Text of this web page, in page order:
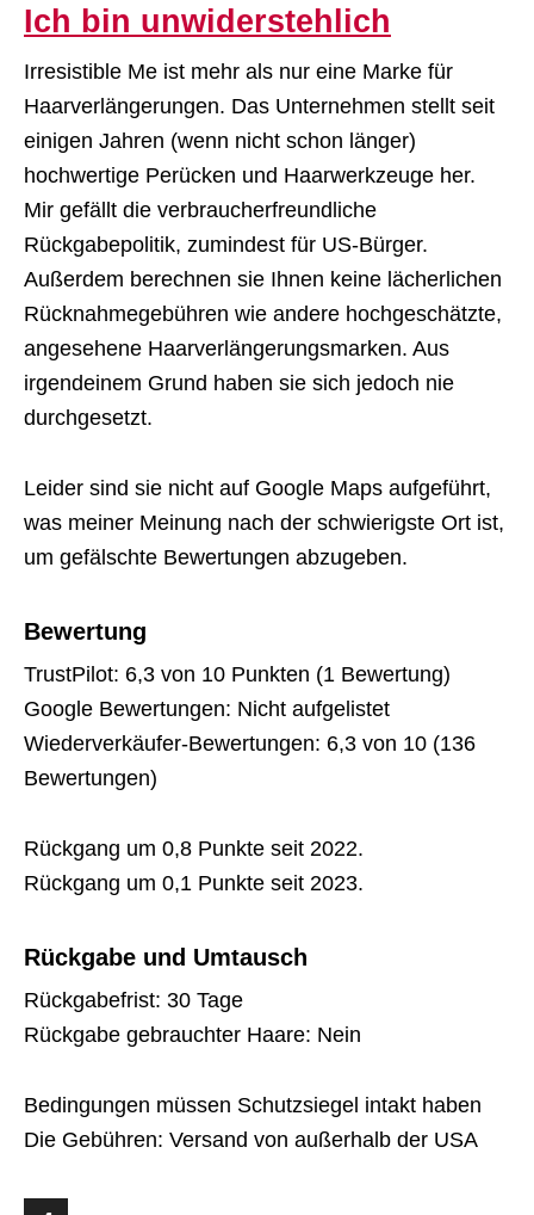
Ich bin unwiderstehlich
Irresistible Me ist mehr als nur eine Marke für
Haarverlängerungen. Das Unternehmen stellt seit
einigen Jahren (wenn nicht schon länger)
hochwertige Perücken und Haarwerkzeuge her.
Mir gefällt die verbraucherfreundliche
Rückgabepolitik, zumindest für US-Bürger.
Außerdem berechnen sie Ihnen keine lächerlichen
Rücknahmegebühren wie andere hochgeschätzte,
angesehene Haarverlängerungsmarken. Aus
irgendeinem Grund haben sie sich jedoch nie
durchgesetzt.
Leider sind sie nicht auf Google Maps aufgeführt,
was meiner Meinung nach der schwierigste Ort ist,
um gefälschte Bewertungen abzugeben.
Bewertung
TrustPilot: 6,3 von 10 Punkten (1 Bewertung)
Google Bewertungen: Nicht aufgelistet
Wiederverkäufer-Bewertungen: 6,3 von 10 (136
Bewertungen)
Rückgang um 0,8 Punkte seit 2022.
Rückgang um 0,1 Punkte seit 2023.
Rückgabe und Umtausch
Rückgabefrist: 30 Tage
Rückgabe gebrauchter Haare: Nein
Bedingungen müssen Schutzsiegel intakt haben
Die Gebühren: Versand von außerhalb der USA